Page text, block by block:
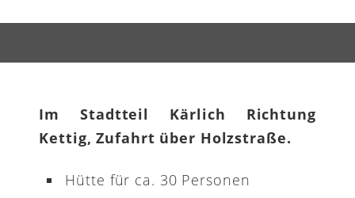
Im Stadtteil Kärlich Richtung
Kettig, Zufahrt über Holzstraße.
Hütte für ca. 30 Personen